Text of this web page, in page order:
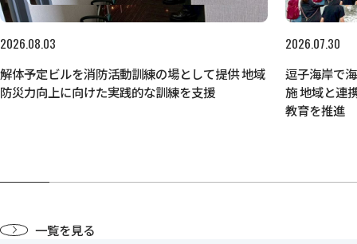
2026.08.03
解体予定ビルを消防活動訓練の場として提供 地域
防災力向上に向けた実践的な訓練を支援
2026.07.30
逗子海岸で
施 地域と連
教育を推進
一覧を見る